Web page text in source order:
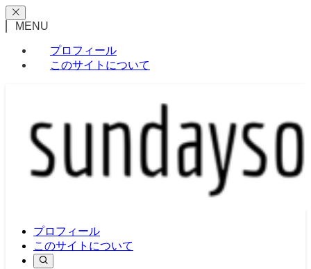
MENU
プロフィール
このサイトについて
プロフィール
このサイトについて